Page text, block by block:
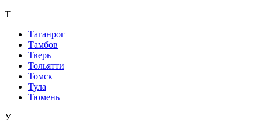
Т
Таганрог
Тамбов
Тверь
Тольятти
Томск
Тула
Тюмень
У